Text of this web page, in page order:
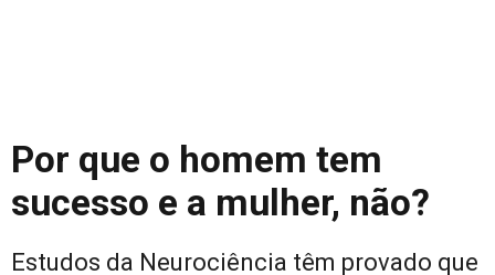
Por que o homem tem
sucesso e a mulher, não?
Estudos da Neurociência têm provado que